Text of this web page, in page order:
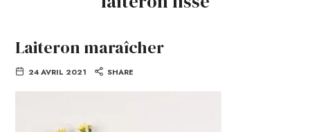
Laiteron maraîcher
24 AVRIL 2021 SHARE